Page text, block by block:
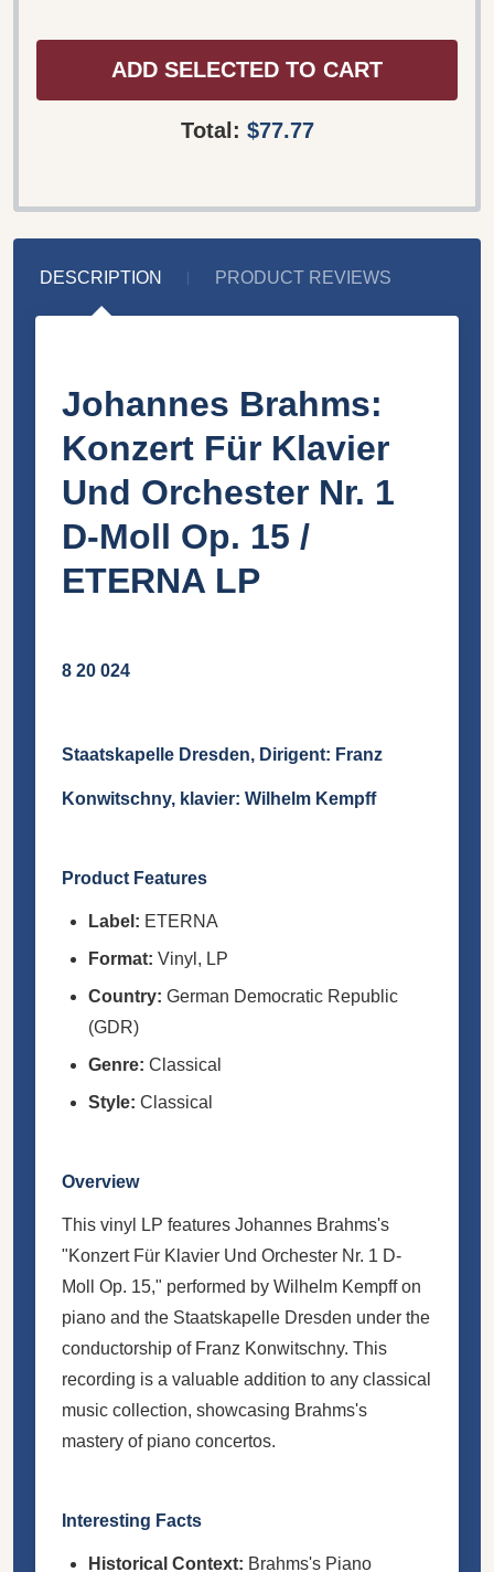
ADD SELECTED TO CART
Total: $77.77
DESCRIPTION PRODUCT REVIEWS
Johannes Brahms:
Konzert Für Klavier
Und Orchester Nr. 1
D-Moll Op. 15 /
ETERNA LP
8 20 024
Staatskapelle Dresden, Dirigent: Franz
Konwitschny, klavier: Wilhelm Kempff
Product Features
Label: ETERNA
Format: Vinyl, LP
Country: German Democratic Republic
(GDR)
Genre: Classical
Style: Classical
Overview
This vinyl LP features Johannes Brahms's
"Konzert Für Klavier Und Orchester Nr. 1 D-
Moll Op. 15," performed by Wilhelm Kempff on
piano and the Staatskapelle Dresden under the
conductorship of Franz Konwitschny. This
recording is a valuable addition to any classical
music collection, showcasing Brahms's
mastery of piano concertos.
Interesting Facts
Historical Context: Brahms's Piano